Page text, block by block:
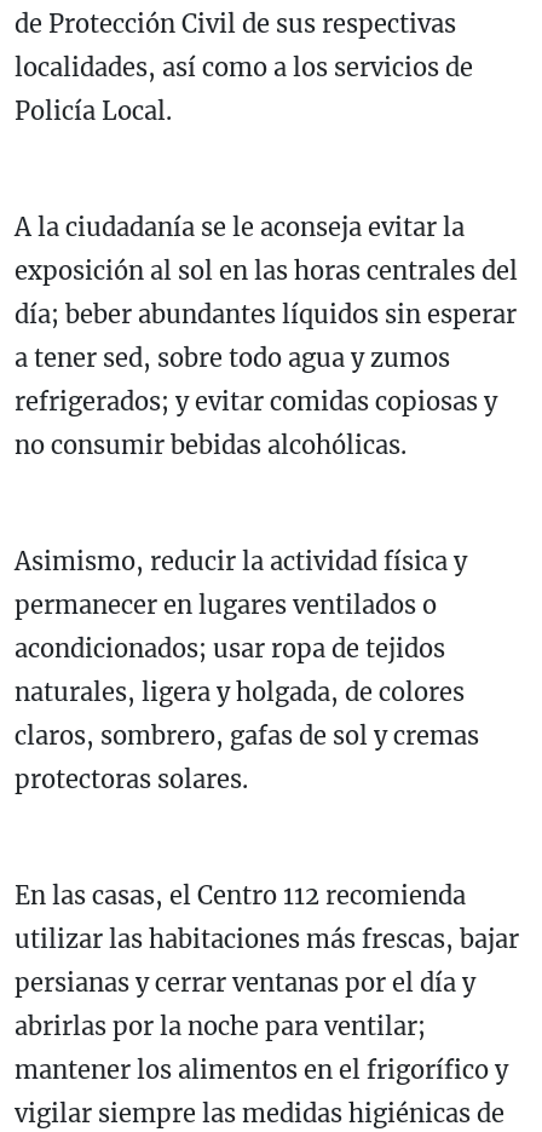
de Protección Civil de sus respectivas
localidades, así como a los servicios de
Policía Local.
A la ciudadanía se le aconseja evitar la
exposición al sol en las horas centrales del
día; beber abundantes líquidos sin esperar
a tener sed, sobre todo agua y zumos
refrigerados; y evitar comidas copiosas y
no consumir bebidas alcohólicas.
Asimismo, reducir la actividad física y
permanecer en lugares ventilados o
acondicionados; usar ropa de tejidos
naturales, ligera y holgada, de colores
claros, sombrero, gafas de sol y cremas
protectoras solares.
En las casas, el Centro 112 recomienda
utilizar las habitaciones más frescas, bajar
persianas y cerrar ventanas por el día y
abrirlas por la noche para ventilar;
mantener los alimentos en el frigorífico y
vigilar siempre las medidas higiénicas de